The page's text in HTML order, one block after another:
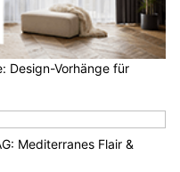
Design-Vorhänge für
Mediterranes Flair &